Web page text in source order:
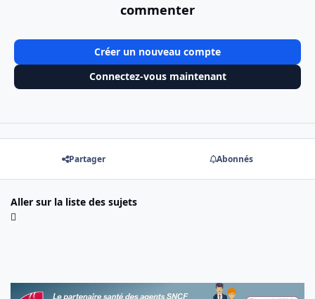
commenter
Créer un nouveau compte
Connectez-vous maintenant
Partager Abonnés
Aller sur la liste des sujets